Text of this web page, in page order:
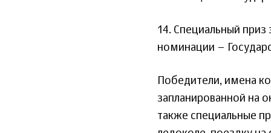
14. Специальный
номинации –
Победители, имена
запланированной на
также специальные